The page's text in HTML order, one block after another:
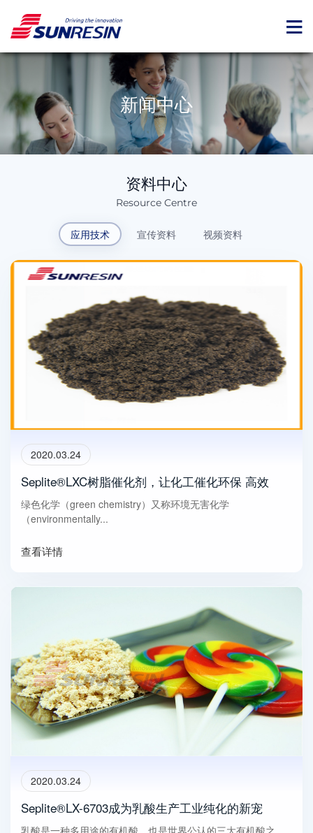
新闻中心
资料中心
Resource Centre
应用技术 宣传资料 视频资料
2020.03.24
Seplite®LXC树脂催化剂，让化工催化环保 高效
绿色化学（green chemistry）又称环境无害化学
（environmentally...
查看详情
2020.03.24
Seplite®LX-6703成为乳酸生产工业纯化的新宠